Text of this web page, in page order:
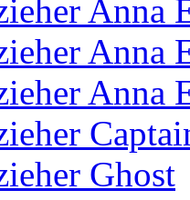
Anna
Anna
Anna
Ghost